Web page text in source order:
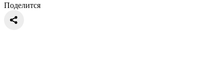
Поделится